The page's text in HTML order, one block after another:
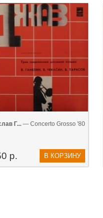
Г...— Concerto Grosso '80
р. В КОРЗИНУ